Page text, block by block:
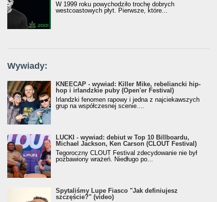
W 1999 roku powychodziło trochę dobrych
westcoastowych płyt. Pierwsze, które...
Wywiady:
KNEECAP - wywiad: Killer Mike, rebeliancki hip-
hop i irlandzkie puby (Open'er Festival)
Irlandzki fenomen rapowy i jedna z najciekawszych
grup na współczesnej scenie....
LUCKI - wywiad: debiut w Top 10 Billboardu,
Michael Jackson, Ken Carson (CLOUT Festival)
Tegoroczny CLOUT Festival zdecydowanie nie był
pozbawiony wrażeń. Niedługo po...
Spytaliśmy Lupe Fiasco "Jak definiujesz
szczęście?" (video)